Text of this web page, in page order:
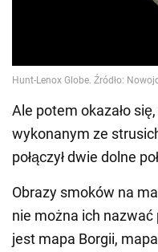
Ale potem okazało
wykonanym ze
połączył dwie dolne
Obrazy smoków na
nie można ich
jest mapa Borgii,